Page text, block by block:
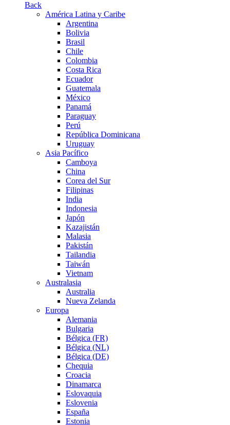
Back
América Latina y Caribe
Argentina
Bolivia
Brasil
Chile
Colombia
Costa Rica
Ecuador
Guatemala
México
Panamá
Paraguay
Perú
República Dominicana
Uruguay
Asia Pacífico
Camboya
China
Corea del Sur
Filipinas
India
Indonesia
Japón
Kazajistán
Malasia
Pakistán
Tailandia
Taiwán
Vietnam
Australasia
Australia
Nueva Zelanda
Europa
Alemania
Bulgaria
Bélgica (FR)
Bélgica (NL)
Bélgica (DE)
Chequia
Croacia
Dinamarca
Eslovaquia
Eslovenia
España
Estonia